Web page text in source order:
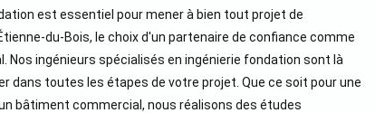
est essentiel pour mener à bien tout projet de
du-Bois, le choix d'un partenaire de confiance comme
Nos ingénieurs spécialisés en ingénierie fondation sont là
dans toutes les étapes de votre projet. Que ce soit pour une
bâtiment commercial, nous réalisons des études